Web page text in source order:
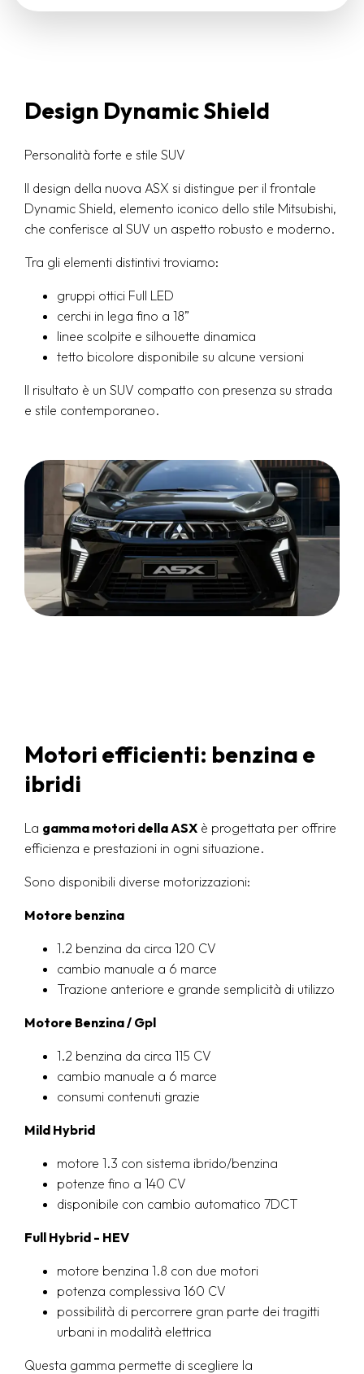
Design Dynamic Shield
Personalità forte e stile SUV
Il design della nuova ASX si distingue per il frontale
Dynamic Shield, elemento iconico dello stile Mitsubishi,
che conferisce al SUV un aspetto robusto e moderno.
Tra gli elementi distintivi troviamo:
gruppi ottici Full LED
cerchi in lega fino a 18”
linee scolpite e silhouette dinamica
tetto bicolore disponibile su alcune versioni
Il risultato è un SUV compatto con presenza su strada
e stile contemporaneo.
Motori efficienti: benzina e
ibridi
La gamma motori della ASX è progettata per offrire
efficienza e prestazioni in ogni situazione.
Sono disponibili diverse motorizzazioni:
Motore benzina
1.2 benzina da circa 120 CV
cambio manuale a 6 marce
Trazione anteriore e grande semplicità di utilizzo
Motore Benzina / Gpl
1.2 benzina da circa 115 CV
cambio manuale a 6 marce
consumi contenuti grazie
Mild Hybrid
motore 1.3 con sistema ibrido/benzina
potenze fino a 140 CV
disponibile con cambio automatico 7DCT
Full Hybrid - HEV
motore benzina 1.8 con due motori
potenza complessiva 160 CV
possibilità di percorrere gran parte dei tragitti
urbani in modalità elettrica
Questa gamma permette di scegliere la